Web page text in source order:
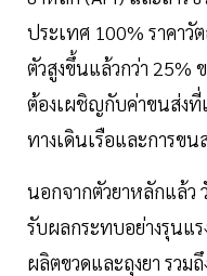
ประเทศ 100% ราคาวั
ตัวสูงขึ้นแล้วกว่า 25%
ต้องเผชิญกับค่าขนส่งที่
ทางเดินเรือและการขน
นอกจากตัวยาหลักแล้ว
รับผลกระทบอย่างรุนแ
ผลิตขวดและถุงยา รวม